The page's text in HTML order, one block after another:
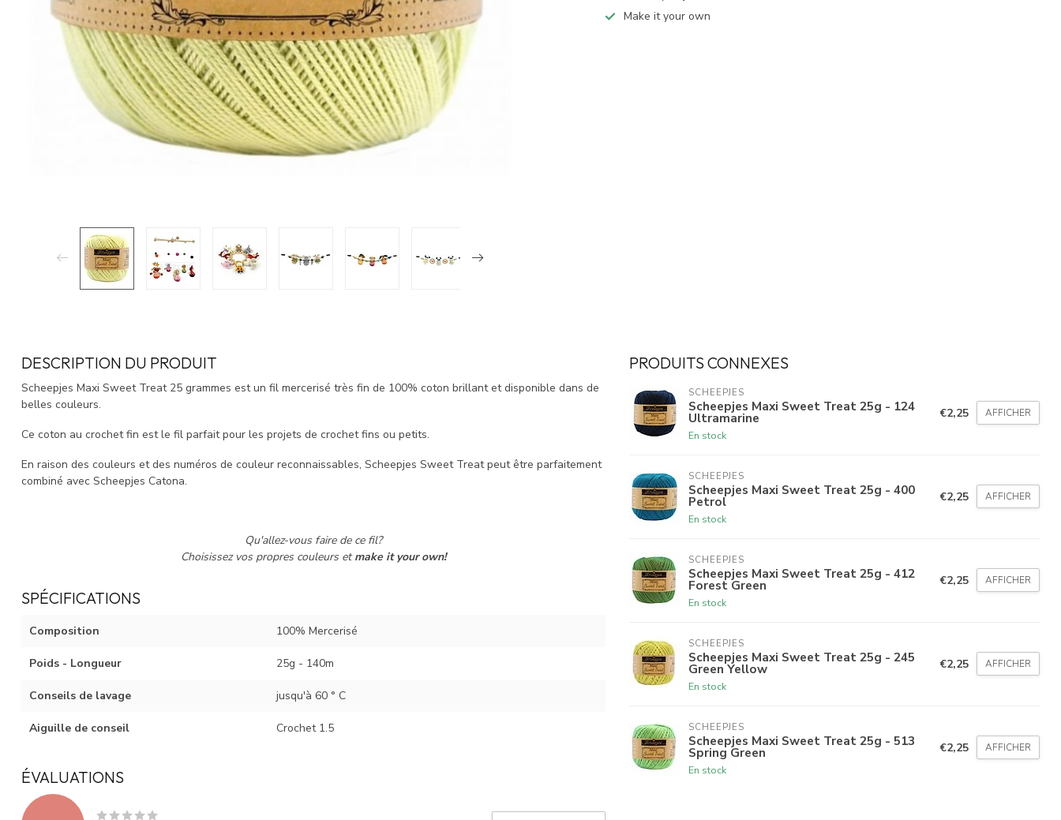
Make it your own
DESCRIPTION DU PRODUIT
Scheepjes Maxi Sweet Treat 25 grammes est un fil mercerisé très fin de 100% coton brillant et disponible dans de
belles couleurs.
Ce coton au crochet fin est le fil parfait pour les projets de crochet fins ou petits.
En raison des couleurs et des numéros de couleur reconnaissables, Scheepjes Sweet Treat peut être parfaitement
combiné avec Scheepjes Catona.
Qu'allez-vous faire de ce fil?
Choisissez vos propres couleurs et make it your own!
SPÉCIFICATIONS
Composition 100% Mercerisé
Poids - Longueur 25g - 140m
Conseils de lavage jusqu'à 60 ° C
Aiguille de conseil Crochet 1.5
ÉVALUATIONS
PRODUITS CONNEXES
SCHEEPJES
Scheepjes Maxi Sweet Treat 25g - 124
Ultramarine
En stock
€2,25 AFFICHER
SCHEEPJES
Scheepjes Maxi Sweet Treat 25g - 400
Petrol
En stock
€2,25 AFFICHER
SCHEEPJES
Scheepjes Maxi Sweet Treat 25g - 412
Forest Green
En stock
€2,25 AFFICHER
SCHEEPJES
Scheepjes Maxi Sweet Treat 25g - 245
Green Yellow
En stock
€2,25 AFFICHER
SCHEEPJES
Scheepjes Maxi Sweet Treat 25g - 513
Spring Green
En stock
€2,25 AFFICHER